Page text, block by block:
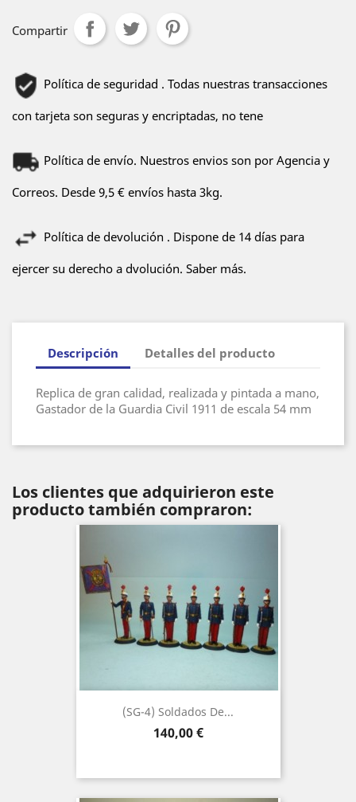
Compartir
Política de seguridad . Todas nuestras transacciones
con tarjeta son seguras y encriptadas, no tene
Política de envío. Nuestros envios son por Agencia y
Correos. Desde 9,5 € envíos hasta 3kg.
Política de devolución . Dispone de 14 días para
ejercer su derecho a dvolución. Saber más.
Descripción Detalles del producto
Replica de gran calidad, realizada y pintada a mano,
Gastador de la Guardia Civil 1911 de escala 54 mm
Los clientes que adquirieron este
producto también compraron:
(SG-4) Soldados De...
Precio
140,00 €